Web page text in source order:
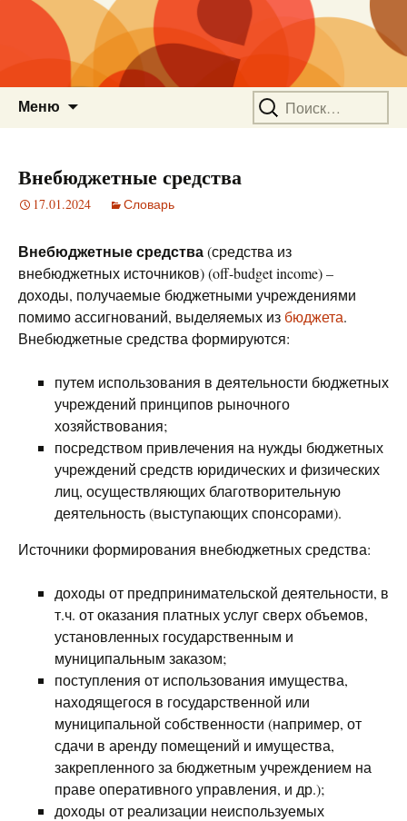
Меню Найти:
Внебюджетные средства
17.01.2024 Словарь
Внебюджетные средства(средства из
внебюджетных источников) (off-budget income) –
доходы, получаемые бюджетными учреждениями
помимо ассигнований, выделяемых из бюджета.
Внебюджетные средства формируются:
путем использования в деятельности бюджетных
учреждений принципов рыночного
хозяйствования;
посредством привлечения на нужды бюджетных
учреждений средств юридических и физических
лиц, осуществляющих благотворительную
деятельность (выступающих спонсорами).
Источники формирования внебюджетных средства:
доходы от предпринимательской деятельности, в
т.ч. от оказания платных услуг сверх объемов,
установленных государственным и
муниципальным заказом;
поступления от использования имущества,
находящегося в государственной или
муниципальной собственности (например, от
сдачи в аренду помещений и имущества,
закрепленного за бюджетным учреждением на
праве оперативного управления, и др.);
доходы от реализации неиспользуемых